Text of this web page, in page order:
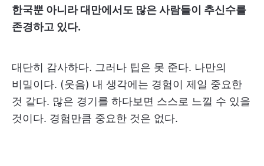
한국뿐 아니라 대만에서도 많은 사람들이 추신수를
존경하고 있다.
대단히 감사하다. 그러나 팁은 못 준다. 나만의
비밀이다. (웃음) 내 생각에는 경험이 제일 중요한
것 같다. 많은 경기를 하다보면 스스로 느낄 수 있을
것이다. 경험만큼 중요한 것은 없다.